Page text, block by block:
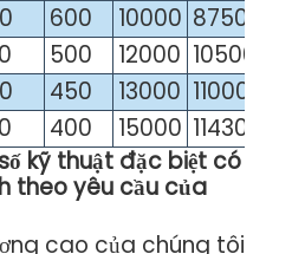
600 10000 8750
500 12000 10500
450 13000 11000
400 15000 11430
kỹ thuật đặc biệt có
theo yêu cầu của
cao của chúng tôi